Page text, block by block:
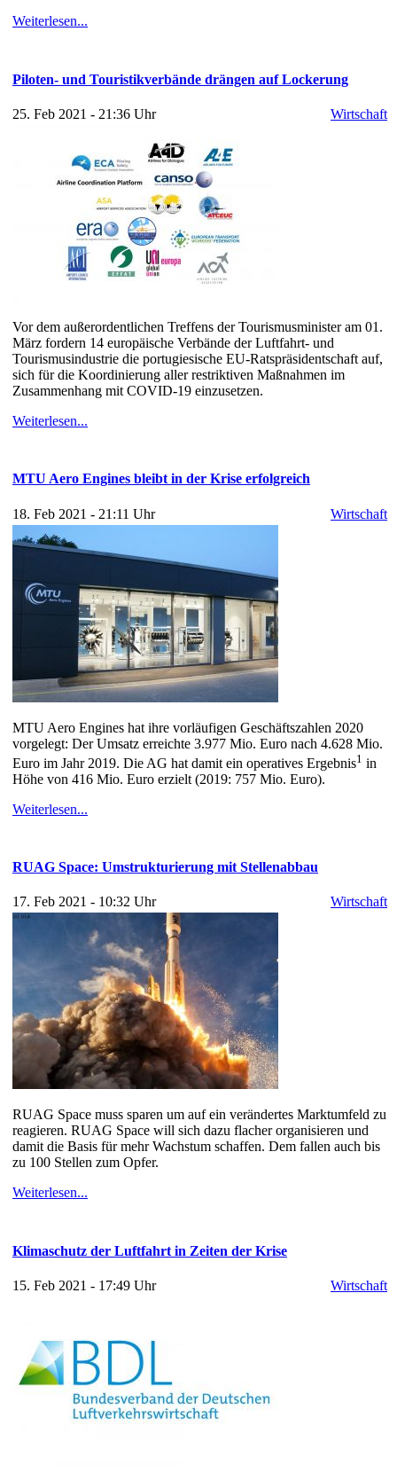
Weiterlesen...
Piloten- und Touristikverbände drängen auf Lockerung
25. Feb 2021 - 21:36 Uhr Wirtschaft
Vor dem außerordentlichen Treffens der Tourismusminister am 01.
März fordern 14 europäische Verbände der Luftfahrt- und
Tourismusindustrie die portugiesische EU-Ratspräsidentschaft auf,
sich für die Koordinierung aller restriktiven Maßnahmen im
Zusammenhang mit COVID-19 einzusetzen.
Weiterlesen...
MTU Aero Engines bleibt in der Krise erfolgreich
18. Feb 2021 - 21:11 Uhr Wirtschaft
MTU Aero Engines hat ihre vorläufigen Geschäftszahlen 2020
vorgelegt: Der Umsatz erreichte 3.977 Mio. Euro nach 4.628 Mio.
Euro im Jahr 2019. Die AG hat damit ein operatives Ergebnis1 in
Höhe von 416 Mio. Euro erzielt (2019: 757 Mio. Euro).
Weiterlesen...
RUAG Space: Umstrukturierung mit Stellenabbau
17. Feb 2021 - 10:32 Uhr Wirtschaft
RUAG Space muss sparen um auf ein verändertes Marktumfeld zu
reagieren. RUAG Space will sich dazu flacher organisieren und
damit die Basis für mehr Wachstum schaffen. Dem fallen auch bis
zu 100 Stellen zum Opfer.
Weiterlesen...
Klimaschutz der Luftfahrt in Zeiten der Krise
15. Feb 2021 - 17:49 Uhr Wirtschaft